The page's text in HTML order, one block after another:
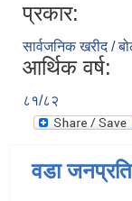
प्रकार:
सार्वजनिक खरीद /
आर्थिक वर्ष:
८१/८२
वडा